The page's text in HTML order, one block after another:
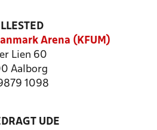
Arena (KFUM)
Lien 60
Aalborg
1098
UDE